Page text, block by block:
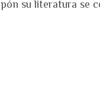
su literatura se